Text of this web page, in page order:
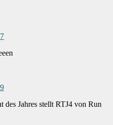
Jahres stellt RTJ4 von Run